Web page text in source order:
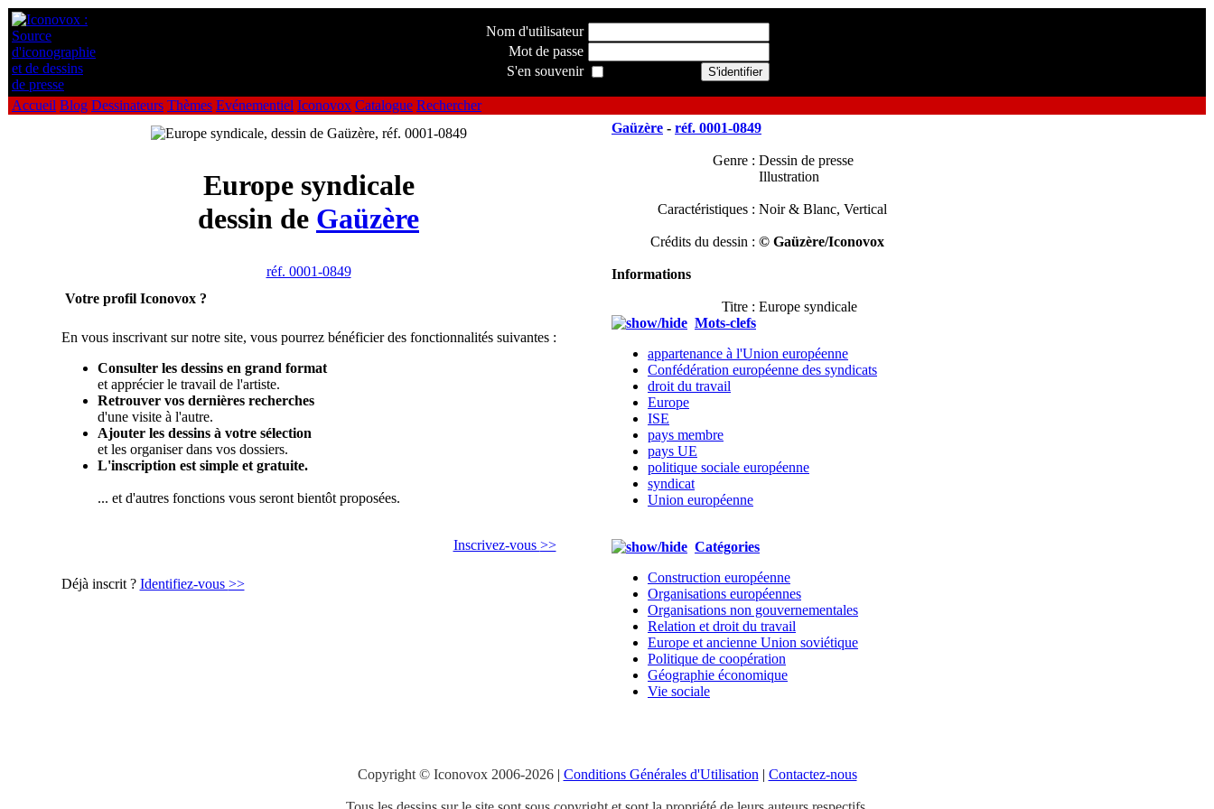
Nom d'utilisateur
Mot de passe
S'en souvenir
Accueil Blog Dessinateurs Thèmes Evénementiel Iconovox Catalogue Rechercher
Europe syndicale
dessin de Gaüzère
réf. 0001-0849
Votre profil Iconovox ?
En vous inscrivant sur notre site, vous pourrez bénéficier des fonctionnalités suivantes :
Consulter les dessins en grand format
et apprécier le travail de l'artiste.
Retrouver vos dernières recherches
d'une visite à l'autre.
Ajouter les dessins à votre sélection
et les organiser dans vos dossiers.
L'inscription est simple et gratuite.
... et d'autres fonctions vous seront bientôt proposées.
Inscrivez-vous >>
Déjà inscrit ? Identifiez-vous >>
Gaüzère - réf. 0001-0849
Genre : Dessin de presse
Illustration
Caractéristiques : Noir & Blanc, Vertical
Crédits du dessin : © Gaüzère/Iconovox
Informations
Titre : Europe syndicale
Mots-clefs
appartenance à l'Union européenne
Confédération européenne des syndicats
droit du travail
Europe
ISE
pays membre
pays UE
politique sociale européenne
syndicat
Union européenne
Catégories
Construction européenne
Organisations européennes
Organisations non gouvernementales
Relation et droit du travail
Europe et ancienne Union soviétique
Politique de coopération
Géographie économique
Vie sociale
Copyright © Iconovox 2006-2026| Conditions Générales d'Utilisation | Contactez-nous